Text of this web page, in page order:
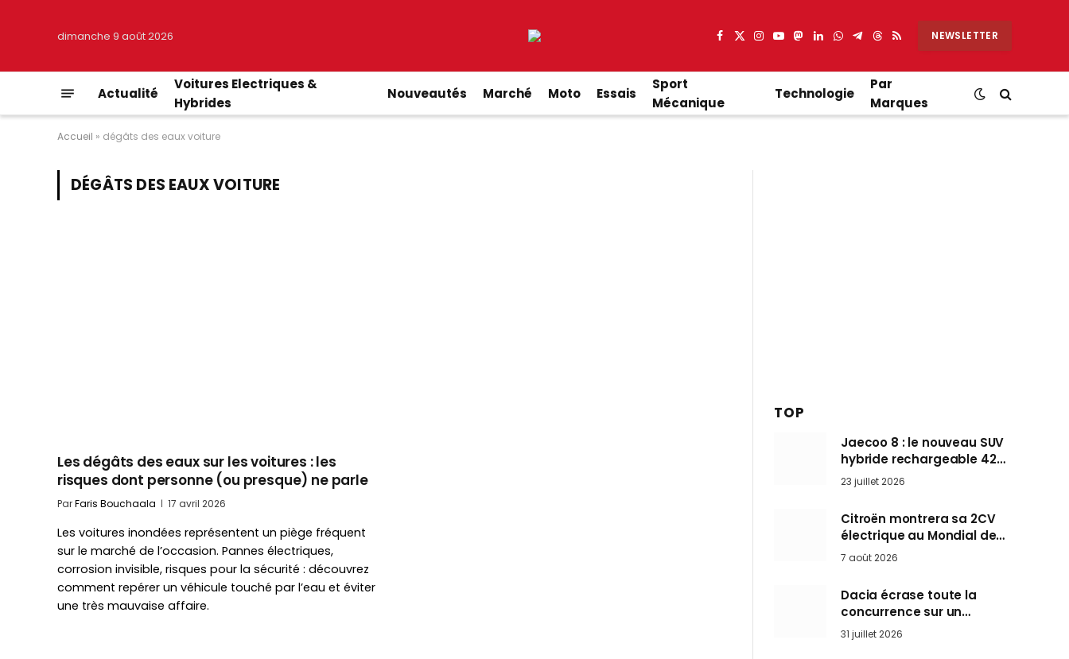
dimanche 9 août 2026 Facebook
X
Instagram
YouTube
Mastodon
LinkedIn
WhatsApp
Partager
Telegram
Threads
RSS NEWSLETTER
Actualité
Voitures Electriques &
Hybrides
Nouveautés Marché Moto Essais
Sport
Mécanique
Technologie
Par
Marques
Accueil » dégâts des eaux voiture
DÉGÂTS DES EAUX VOITURE
Les dégâts des eaux sur les voitures : les
risques dont personne (ou presque) ne parle
ParFaris Bouchaala 17 avril 2026
Les voitures inondées représentent un piège fréquent
sur le marché de l’occasion. Pannes électriques,
corrosion invisible, risques pour la sécurité : découvrez
comment repérer un véhicule touché par l’eau et éviter
une très mauvaise affaire.
TOP
Jaecoo 8 : le nouveau SUV
hybride rechargeable 428
ch qui vise l’Audi Q7 arrive
en Europe cet automne
23 juillet 2026
Citroën montrera sa 2CV
électrique au Mondial de
Paris pendant que BMW et
7 août 2026
Dacia écrase toute la
concurrence sur un
marché où personne ne
l’attendait
31 juillet 2026